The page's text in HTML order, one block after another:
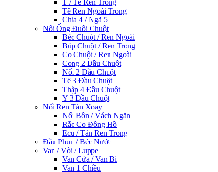
T / Tê Ren Trong
Tê Ren Ngoài Trong
Chia 4 / Ngã 5
Nối Ống Đuôi Chuột
Béc Chuột / Ren Ngoài
Búp Chuột / Ren Trong
Co Chuột / Ren Ngoài
Cong 2 Đầu Chuột
Nối 2 Đầu Chuột
Tê 3 Đầu Chuột
Thập 4 Đầu Chuột
Y 3 Đầu Chuột
Nối Ren Tán Xoay
Nối Bồn / Vách Ngăn
Rắc Co Đồng Hồ
Ecu / Tán Ren Trong
Đầu Phun / Béc Nước
Van / Vòi / Luppe
Van Cửa / Van Bi
Van 1 Chiều